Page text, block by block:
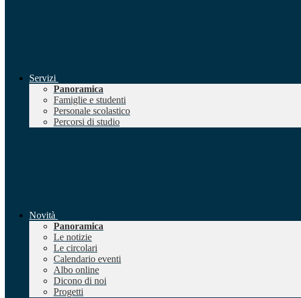
Servizi
Panoramica
Famiglie e studenti
Personale scolastico
Percorsi di studio
Novità
Panoramica
Le notizie
Le circolari
Calendario eventi
Albo online
Dicono di noi
Progetti